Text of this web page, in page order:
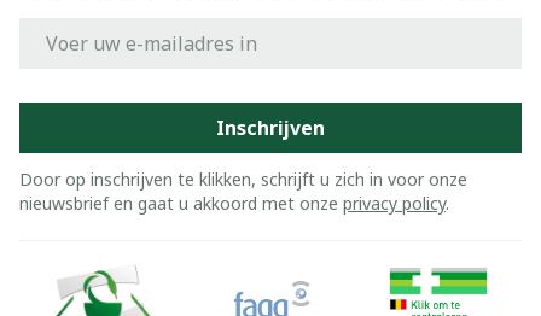
Inschrijven
Door op inschrijven te klikken, schrijft u zich in voor onze
nieuwsbrief en gaat u akkoord met onze privacy policy.